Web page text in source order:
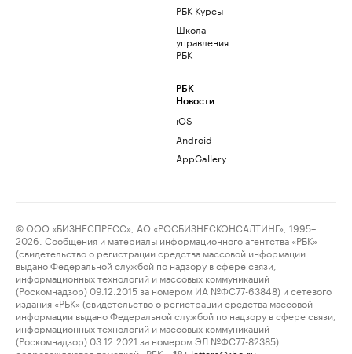
РБК Курсы
Школа
управления
РБК
РБК
Новости
iOS
Android
AppGallery
© ООО «БИЗНЕСПРЕСС», АО «РОСБИЗНЕСКОНСАЛТИНГ», 1995–
2026. Сообщения и материалы информационного агентства «РБК»
(свидетельство о регистрации средства массовой информации
выдано Федеральной службой по надзору в сфере связи,
информационных технологий и массовых коммуникаций
(Роскомнадзор) 09.12.2015 за номером ИА №ФС77-63848) и сетевого
издания «РБК» (свидетельство о регистрации средства массовой
информации выдано Федеральной службой по надзору в сфере связи,
информационных технологий и массовых коммуникаций
(Роскомнадзор) 03.12.2021 за номером ЭЛ №ФС77-82385)